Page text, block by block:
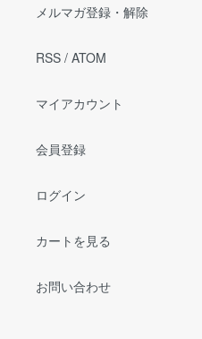
メルマガ登録・解除
RSS / ATOM
マイアカウント
会員登録
ログイン
カートを見る
お問い合わせ